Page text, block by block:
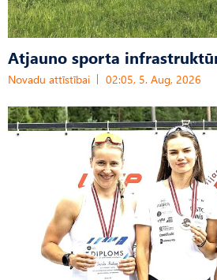
Atjauno sporta
Novadu attīstībai 02:05, 5. Aug, 2026